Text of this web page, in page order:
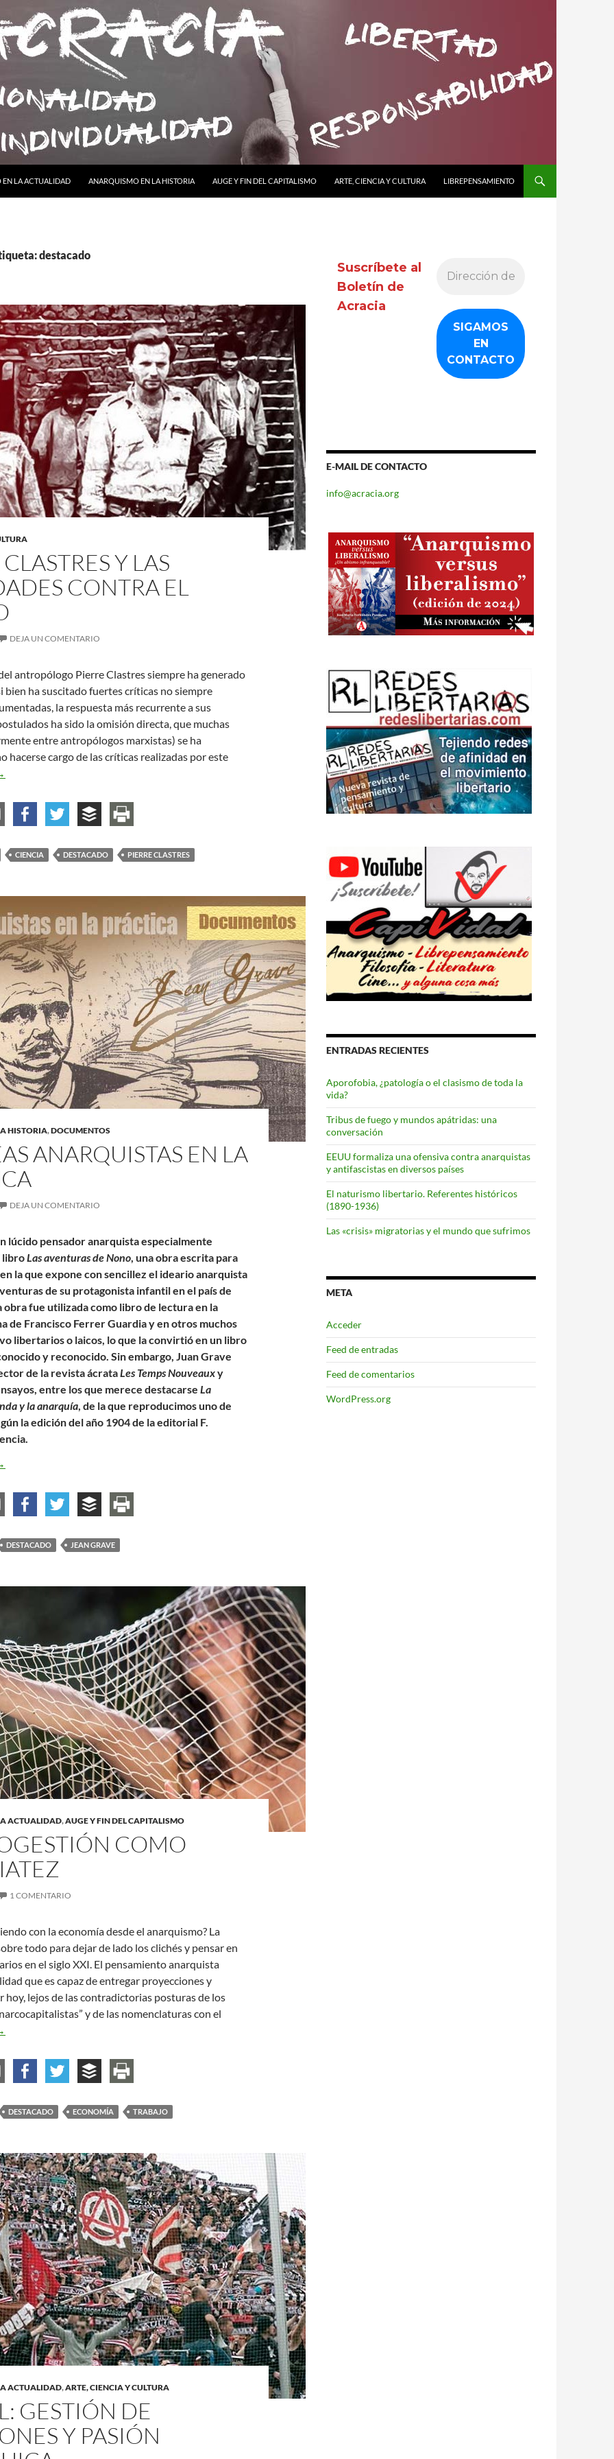
LA ACTUALIDAD
ANARQUISMO EN LA HISTORIA AUGE Y FIN DEL CAPITALISMO ARTE, CIENCIA Y CULTURA LIBREPENSAMIENTO
destacado
Y LAS
CONTRA EL
DEJA UN COMENTARIO
antropólogo Pierre Clastres siempre ha generado
bien ha suscitado fuertes críticas no siempre
la respuesta más recurrente a sus
ha sido la omisión directa, que muchas
entre antropólogos marxistas) se ha
hacerse cargo de las críticas realizadas por este
Clastres y las sociedades contra el Estado
CIENCIA DESTACADO PIERRE CLASTRES
HISTORIA,DOCUMENTOS
ANARQUISTAS EN LA
DEJA UN COMENTARIO
lúcido pensador anarquista especialmente
libroLas aventuras de Nono, una obra escrita para
la que expone con sencillez el ideario anarquista
de su protagonista infantil en el país de
obra fue utilizada como libro de lectura en la
de Francisco Ferrer Guardia y en otros muchos
libertarios o laicos, lo que la convirtió en un libro
y reconocido. Sin embargo, Juan Grave
de la revista ácrataLes Temps Nouveauxy
entre los que merece destacarse La
y la anarquía, de la que reproducimos uno de
la edición del año 1904 de la editorial F.
ideas anarquistas en la práctica
DESTACADO JEAN GRAVE
ACTUALIDAD,AUGE Y FIN DEL CAPITALISMO
COMO
1 COMENTARIO
con la economía desde el anarquismo? La
todo para dejar de lado los clichés y pensar en
en el siglo XXI. El pensamiento anarquista
que es capaz de entregar proyecciones y
hoy, lejos de las contradictorias posturas de los
y de las nomenclaturas con el
autogestión como inmediatez
DESTACADO ECONOMÍA TRABAJO
ACTUALIDAD,ARTE, CIENCIA Y CULTURA
GESTIÓN DE
Y PASIÓN
Suscríbete al
Boletín de
Acracia
E-MAIL DE CONTACTO
info@acracia.org
ENTRADAS RECIENTES
Aporofobia, ¿patología o el clasismo de toda la
vida?
Tribus de fuego y mundos apátridas: una
conversación
EEUU formaliza una ofensiva contra anarquistas
y antifascistas en diversos países
El naturismo libertario. Referentes históricos
(1890-1936)
Las «crisis» migratorias y el mundo que sufrimos
META
Acceder
Feed de entradas
Feed de comentarios
WordPress.org